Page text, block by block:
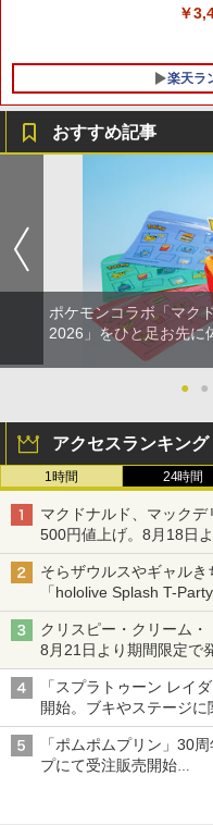
￥
楽天ラ
【
ル
ド対
￥
機動
￥
空飛
太郎
￥
映
期予
￥
人
2弾
おすすめ記事
ポケモンコラボ「マク
2026」をひと足お先に
● ●
アクセスランキング
1時間 24時間
マクドナルド、マック
500円値上げ。8月18日
そらザウルスやギャルき
「hololive Splash T-
ライン販売開始
クリスピー・クリーム
8月21日より期間限定で
組分け帽子ドーナツな
「スプラトゥーン レイ
開始。ブキやステージ
「ポムポムプリン」30
プにて受注販売開始